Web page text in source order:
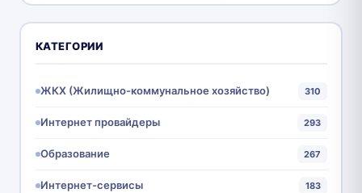
КАТЕГОРИИ
ЖКХ (Жилищно-коммунальное хозяйство) 310
Интернет провайдеры 293
Образование 267
Интернет-сервисы 183